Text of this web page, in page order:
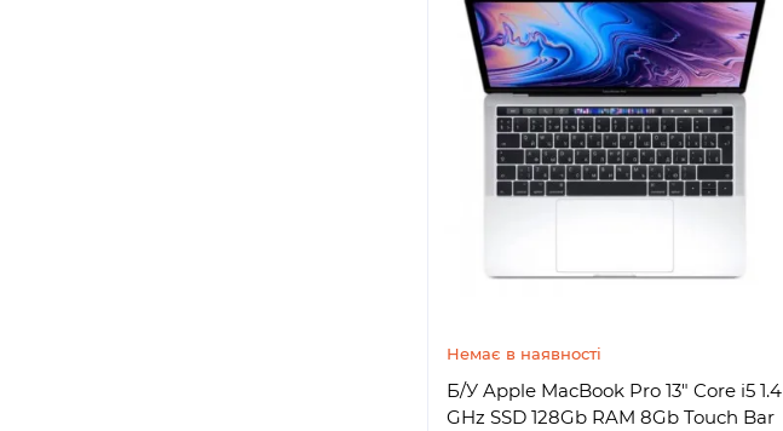
Немає в наявності
Б/У Apple MacBook Pro 13" Core i5 1.4
GHz SSD 128Gb RAM 8Gb Touch Bar